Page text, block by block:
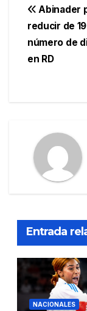
de
Abinader
reducir de
número de
en RD
Entrada
NACIONALES